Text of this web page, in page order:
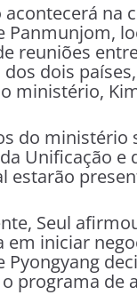
na
Panmunjom,
reuniões
dos dois
ministério,
do ministério
Unificação e
estarão
Seul
em iniciar
Pyongyang
programa de